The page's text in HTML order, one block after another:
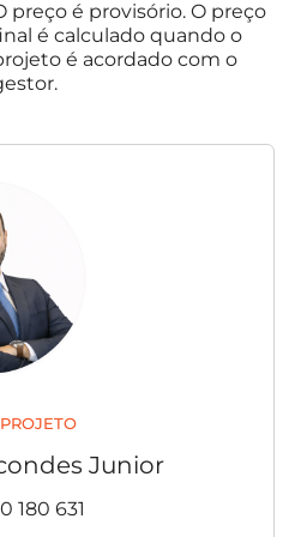
preço é provisório. O preço
é calculado quando o
é acordado com o
Junior
180 631